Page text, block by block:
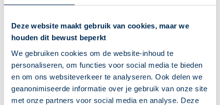
Deze website maakt gebruik van cookies, maar we
houden dit bewust beperkt
We gebruiken cookies om de website-inhoud te
personaliseren, om functies voor social media te bieden
en om ons websiteverkeer te analyseren. Ook delen we
geanonimiseerde informatie over je gebruik van onze site
met onze partners voor social media en analyse. Deze
ongeacht de vluchtduur.
Wanneer is een compressiekous
nodig?
Bij de meeste reizigers heeft een compressiekous (ook wel
steunkous genoemd) geen zin. Alleen bij een extra hoog risico